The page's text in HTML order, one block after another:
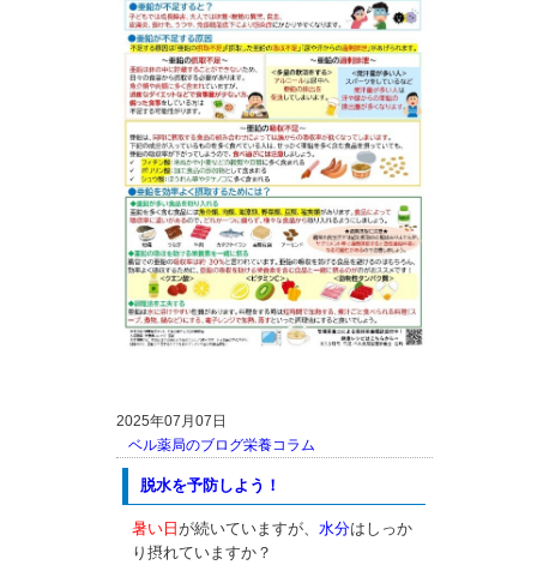
2025年07月07日
ベル薬局のブログ栄養コラム
脱水を予防しよう！
暑い日 が続いていますが、 水分はしっか
り摂れていますか？